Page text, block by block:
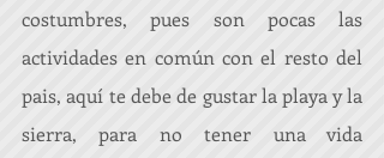
costumbres, pues son pocas las
actividades en común con el resto del
pais, aquí te debe de gustar la playa y la
sierra, para no tener una vida